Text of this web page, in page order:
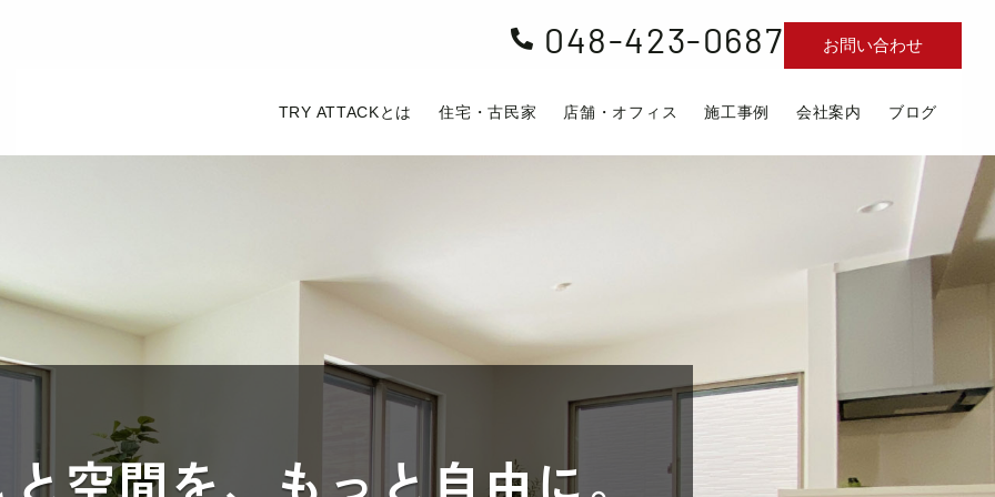
 048-423-0687 お問い合わせ
TRY ATTACKとは 住宅・古民家 店舗・オフィス 施工事例 会社案内 ブログ
空間を、 もっと自由に。